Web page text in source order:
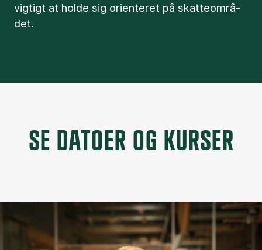
vig­tigt at hol­de sig ori­en­te­ret på skat­te­o­m­rå­
det.
SE DATOER OG KURSER